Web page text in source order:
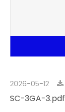
2026-05-12
SC-3GA-3.pdf